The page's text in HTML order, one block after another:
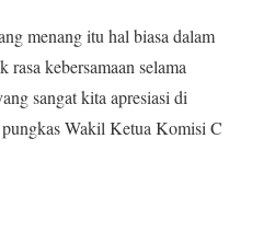
menang itu hal biasa dalam
kebersamaan selama
sangat kita apresiasi di
Wakil Ketua Komisi C